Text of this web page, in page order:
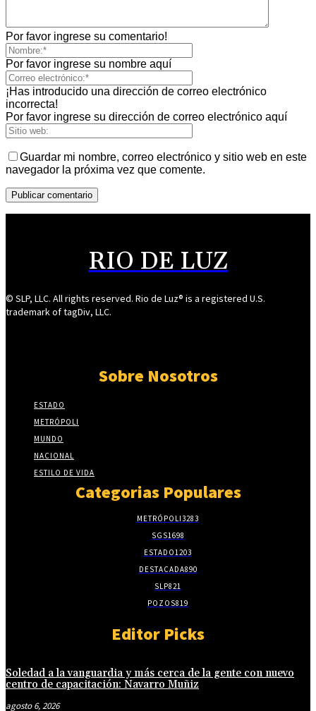
Por favor ingrese su comentario!
Por favor ingrese su nombre aquí
¡Has introducido una dirección de correo electrónico
incorrecta!
Por favor ingrese su dirección de correo electrónico aquí
Guardar mi nombre, correo electrónico y sitio web en este
navegador la próxima vez que comente.
RIO DE LUZ
© SLP, LLC. All rights reserved. Rio de Luz® is a registered U.S.
trademark of tagDiv, LLC.
Sobre Nosotros
ESTADO
METRÓPOLI
MUNDO
NACIONAL
ESTILO DE VIDA
Categorias Populares
METRÓPOLI3283
SGS1698
ESTADO1203
DESTACADA890
SLP821
POZOS819
Editor Picks
Soledad a la vanguardia y más cerca de la gente con nuevo
centro de capacitación: Navarro Muñiz
agosto 6, 2026